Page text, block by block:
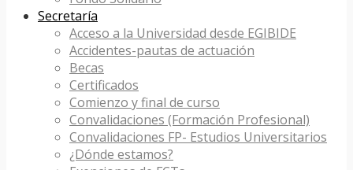
Secretaría
Acceso a la Universidad desde EGIBIDE
Accidentes-pautas de actuación
Becas
Certificados
Comienzo y final de curso
Convalidaciones (Formación Profesional)
Convalidaciones FP- Estudios Universitarios
¿Dónde estamos?